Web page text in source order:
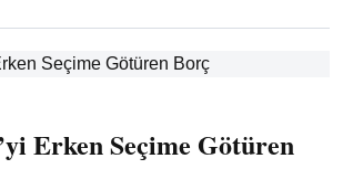
Erken Seçime Götüren